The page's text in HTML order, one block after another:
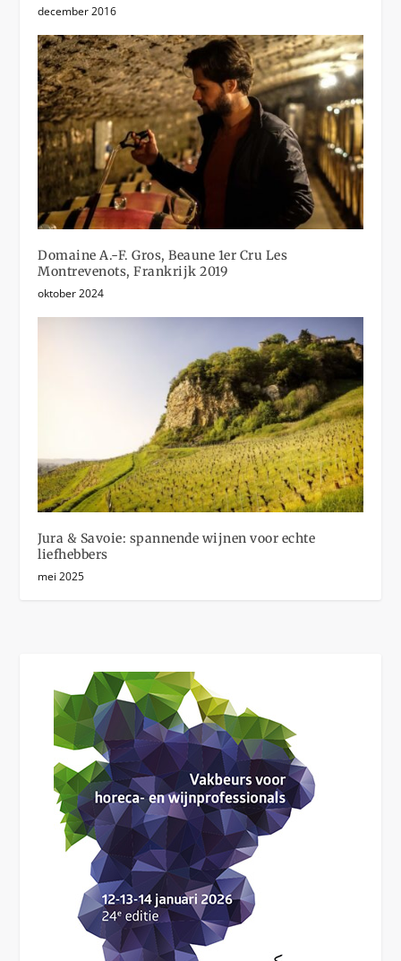
december 2016
Domaine A.-F. Gros, Beaune 1er Cru Les
Montrevenots, Frankrijk 2019
oktober 2024
Jura & Savoie: spannende wijnen voor echte
liefhebbers
mei 2025